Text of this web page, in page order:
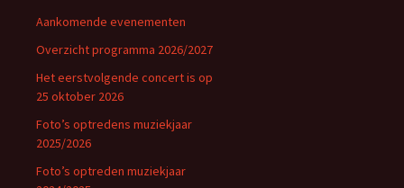
Aankomende evenementen
Overzicht programma 2026/2027
Het eerstvolgende concert is op
25 oktober 2026
Foto’s optredens muziekjaar
2025/2026
Foto’s optreden muziekjaar